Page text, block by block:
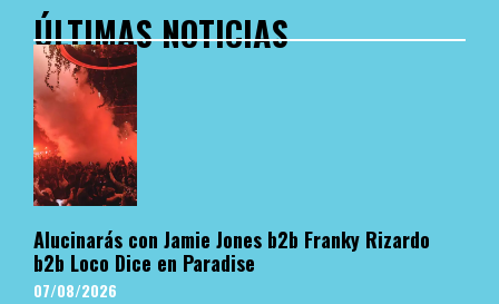
ÚLTIMAS NOTICIAS
Alucinarás con Jamie Jones b2b Franky Rizardo
b2b Loco Dice en Paradise
07/08/2026